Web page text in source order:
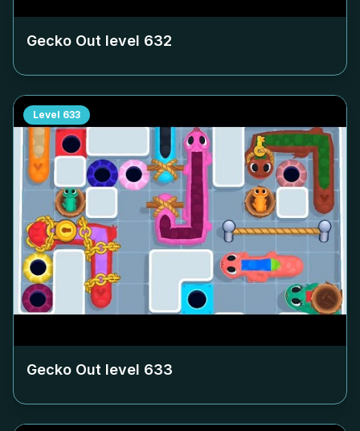
Gecko Out level 632
Level 633
Gecko Out level 633